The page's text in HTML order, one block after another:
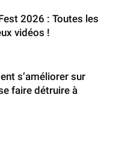
2026 : Toutes les
vidéos !
s’améliorer sur
faire détruire à